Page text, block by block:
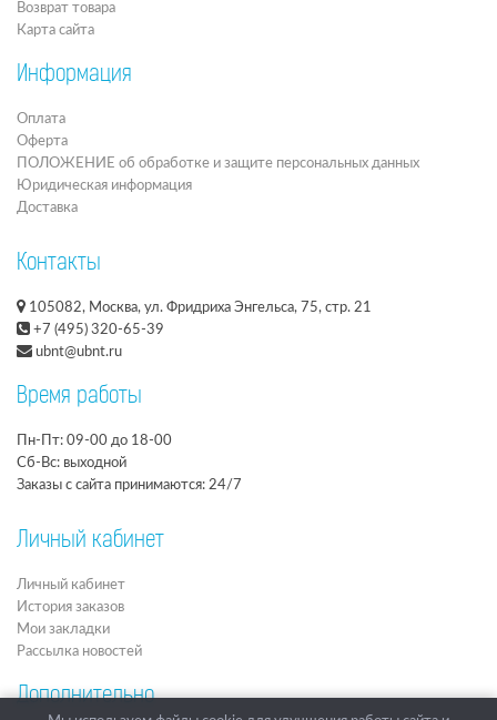
Возврат товара
Карта сайта
Информация
Оплата
Оферта
ПОЛОЖЕНИЕ об обработке и защите персональных данных
Юридическая информация
Доставка
Контакты
105082, Москва, ул. Фридриха Энгельса, 75, стр. 21
+7 (495) 320-65-39
ubnt@ubnt.ru
Время работы
Пн-Пт: 09-00 до 18-00
Сб-Вс: выходной
Заказы с сайта принимаются: 24/7
Личный кабинет
Личный кабинет
История заказов
Мои закладки
Рассылка новостей
Дополнительно